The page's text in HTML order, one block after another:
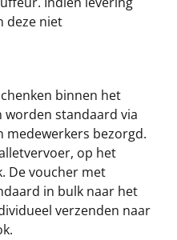
deze niet
binnen het
worden standaard via
medewerkers bezorgd.
op het
De voucher met
in bulk naar het
verzenden naar